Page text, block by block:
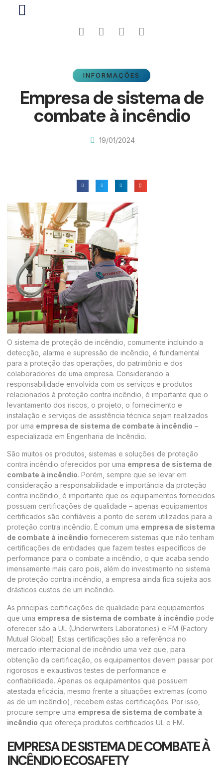
INFORMAÇÕES
Empresa de sistema de
combate à incêndio
19/01/2024
O sistema de proteção de incêndio, comumente incluindo a
detecção, alarme e supressão de incêndio, é fundamental
para a proteção das operações, do patrimônio e dos
colaboradores de uma empresa. Considerando a
responsabilidade envolvida com os serviços e produtos
relacionados à proteção contra incêndio, é importante que o
levantamento dos riscos, o projeto, o fornecimento e
instalação e serviços de assistência técnica sejam realizados
por uma empresa de sistema de combate à incêndio –
especializada em Engenharia de Incêndio.
São muitos os produtos, sistemas e soluções de proteção
contra incêndio oferecidos por uma empresa de sistema de
combate à incêndio. Porém, sempre que se levar em
consideração a responsabilidade e importância da proteção
contra incêndio, é importante que os equipamentos fornecidos
possuam certificações de qualidade – apenas equipamentos
certificados são confiáveis a ponto de serem utilizados para a
proteção contra incêndio. É comum uma empresa de sistema
de combate à incêndio fornecerem sistemas que não tenham
certificações de entidades que fazem testes específicos de
performance para o combate a incêndio, o que acaba sendo
imensamente mais caro pois, além do investimento no sistema
de proteção contra incêndio, a empresa ainda fica sujeita aos
drásticos custos de um incêndio.
As principais certificações de qualidade para equipamentos
que uma empresa de sistema de combate à incêndio pode
oferecer são a UL (Underwriters Laboratories) e FM (Factory
Mutual Global). Estas certificações são a referência no
mercado internacional de incêndio uma vez que, para
obtenção da certificação, os equipamentos devem passar por
rigorosos e exaustivos testes de performance e
confiabilidade. Apenas os equipamentos que possuem
atestada eficácia, mesmo frente a situações extremas (como
as de um incêndio), recebem estas certificações. Por isso,
procure sempre uma empresa de sistema de combate à
incêndio que ofereça produtos certificados UL e FM.
EMPRESA DE SISTEMA DE COMBATE À
INCÊNDIO ECOSAFETY